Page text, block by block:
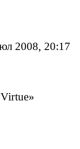
2008, 20:17